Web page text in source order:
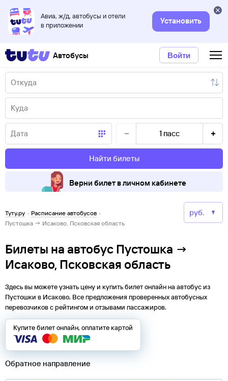
Авиа, ж/д, автобусы и отели
в приложении
Установить
Автобусы Войти
1 пасс
Найти билеты
Верни билет в личном кабинете
Туту.ру · Расписание автобусов ·
Пустошка → Исаково, Псковская область
Билеты на автобус Пустошка →
Исаково, Псковская область
Здесь вы можете узнать цену и купить билет онлайн на автобус из
Пустошки в Исаково. Все предложения проверенных автобусных
перевозчиков с рейтингом и отзывами пассажиров.
Купите билет онлайн, оплатите картой
Обратное направление